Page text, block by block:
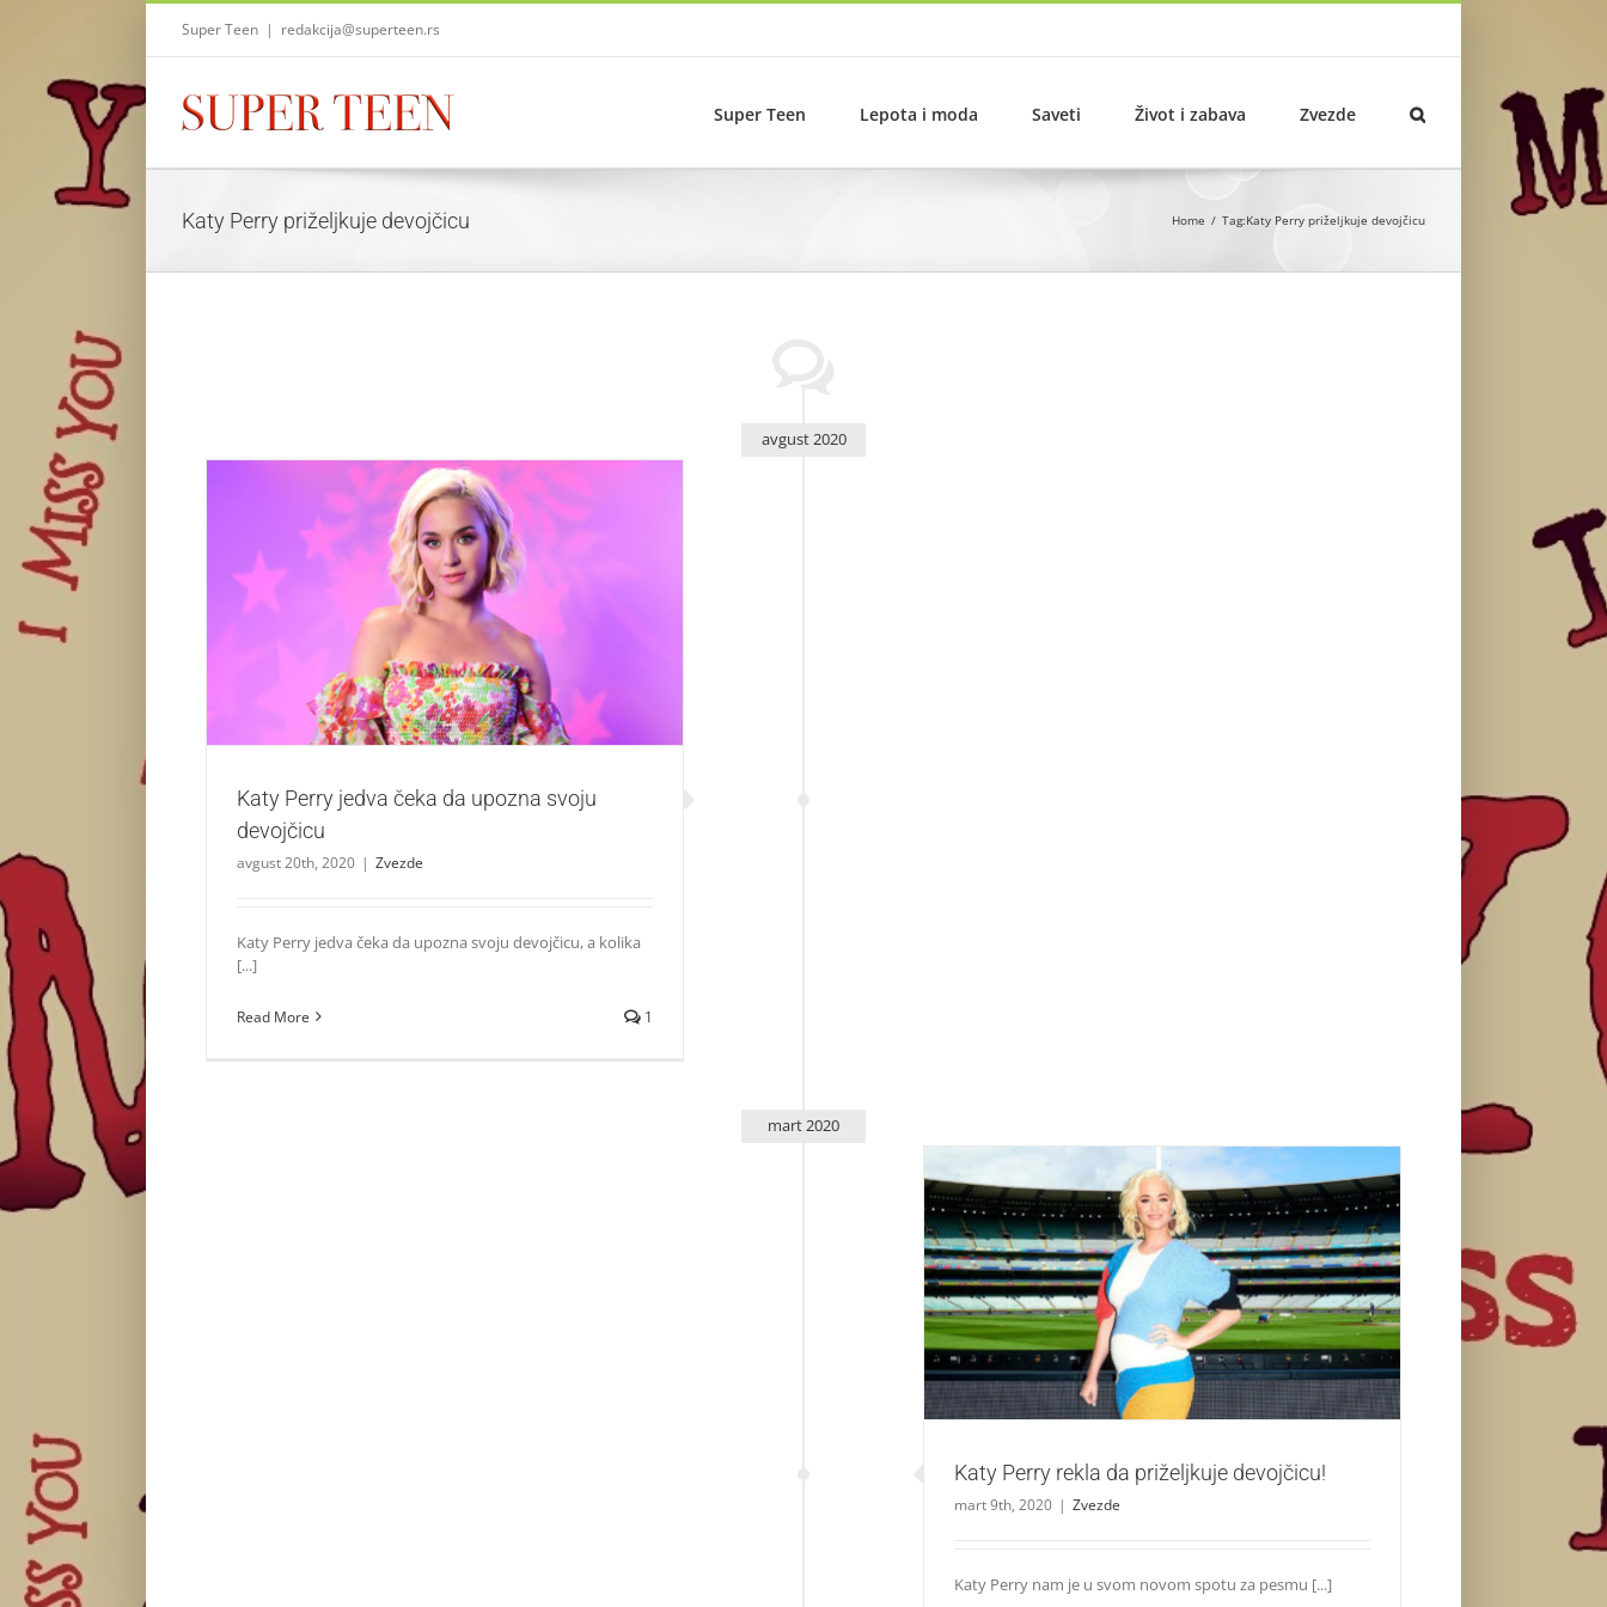
Super Teen | redakcija@superteen.rs
Super Teen Lepota i moda Saveti Život i zabava Zvezde
Katy Perry priželjkuje devojčicu Home Tag:Katy Perry priželjkuje devojčicu
avgust 2020
Katy Perry jedva čeka da upozna svoju devojčicu
Katy Perry jedva čeka da upozna svoju
devojčicu
avgust 20th, 2020 | Zvezde
Katy Perry jedva čeka da upozna svoju devojčicu, a kolika
[...]
Read More 1
mart 2020
Katy Perry rekla da priželjkuje devojčicu!
Zvezde
Katy Perry rekla da priželjkuje devojčicu!
mart 9th, 2020 | Zvezde
Katy Perry nam je u svom novom spotu za pesmu [...]